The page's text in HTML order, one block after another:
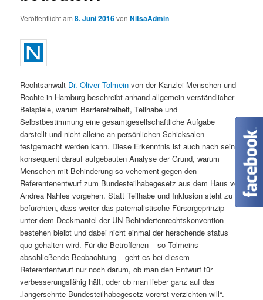
Veröffentlicht am8. Juni 2016vonNitsaAdmin
Rechtsanwalt Dr. Oliver Tolmein von der Kanzlei Menschen und
Rechte in Hamburg beschreibt anhand allgemein verständlicher
Beispiele, warum Barrierefreiheit, Teilhabe und
Selbstbestimmung eine gesamtgesellschaftliche Aufgabe
darstellt und nicht alleine an persönlichen Schicksalen
festgemacht werden kann. Diese Erkenntnis ist auch nach seiner
konsequent darauf aufgebauten Analyse der Grund, warum
Menschen mit Behinderung so vehement gegen den
Referentenentwurf zum Bundesteilhabegesetz aus dem Haus von
Andrea Nahles vorgehen. Statt Teilhabe und Inklusion steht zu
befürchten, dass weiter das paternalistische Fürsorgeprinzip
unter dem Deckmantel der UN-Behindertenrechtskonvention
bestehen bleibt und dabei nicht einmal der herschende status
quo gehalten wird. Für die Betroffenen – so Tolmeins
abschließende Beobachtung – geht es bei diesem
Referententwurf nur noch darum, ob man den Entwurf für
verbesserungsfähig hält, oder ob man lieber ganz auf das
„langersehnte Bundesteilhabegesetz vorerst verzichten will“.